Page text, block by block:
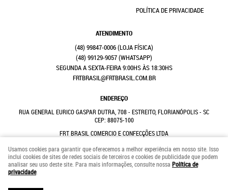
POLÍTICA DE PRIVACIDADE
ATENDIMENTO
(48) 99847-0006
(48) 99129-9057(WHATSAPP)
SEGUNDA A SEXTA-FEIRA 9:00HS ÀS 18:30HS
FRTBRASIL@FRTBRASIL.COM.BR
ENDEREÇO
RUA GENERAL EURICO GASPAR DUTRA, 708- ESTREITO, FLORIANÓPOLIS- SC
CEP: 88075-100
FRT BRASIL COMERCIO E CONFECÇÕES LTDA
LOJA VIRTUAL CRIADA POR
Usamos cookies para garantir que oferecemos a melhor experiência em nosso site. Isso
inclui cookies de sites de redes sociais de terceiros e cookies de publicidade que podem
analisar seu uso deste site. Para mais informações, consulte nossa Política de
privacidade.